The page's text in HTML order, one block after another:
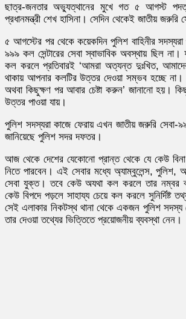
ছাত্র-জনতার অভ্যুত্থানের মুখে গত ৫ আগস্ট
প্রধানমন্ত্রী শেখ হাসিনা। সেদিন থেকেই জাতীয় জরুরি
৫ আগস্টের পর থেকে কয়েকদিন পুলিশ বাহিনীর সদস্যরা
৯৯৯ কল সেন্টারের সেবা স্বাভাবিক অবস্থায় ছিল
কল করলে প্রতিবারই ‘আমরা অত্যন্ত দুঃখিত,
থাকায় আপনার কলটির উত্তর দেওয়া সম্ভব হচ্ছে
অথবা কিছুক্ষণ পর আবার চেষ্টা করুন’ জানানো হয়।
উত্তর পাওয়া যায়।
পুলিশ সদস্যরা কাজে ফেরায় এখন জাতীয় জরুরি সেবা-
জানিয়েছে পুলিশ সদর দফতর।
আজ থেকে দেশের যেকোনো প্রান্ত থেকে যে কেউ
নিতে পারবেন। এই সেবার মধ্যে অ্যাম্বুলেন্স,
সেবা যুক্ত। তবে কেউ অযথা কল করলে তার নম্বর
কেউ বিপদে পড়লে সাহায্য চেয়ে কল করলে সুনির্দিষ্ট
সেই এলাকার নিকটস্থ থানা থেকে একজন পুলিশ
তার দেওয়া তথ্যের ভিত্তিতে প্রয়োজনীয় ব্যবস্থা নেন।